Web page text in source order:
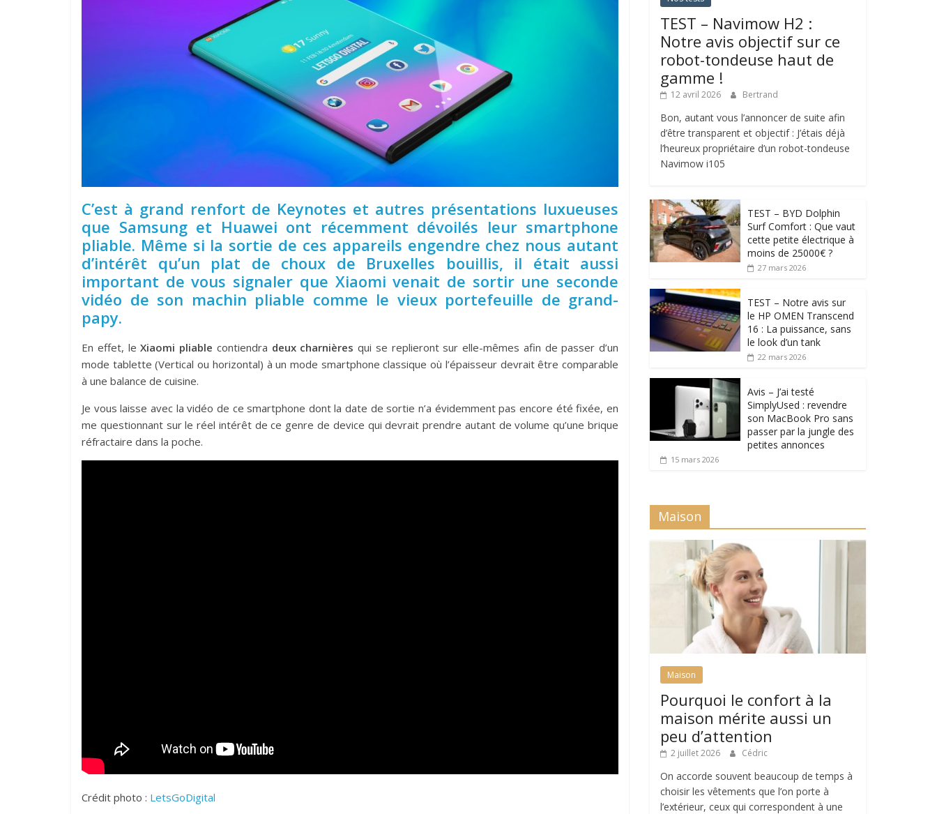
C’est à grand renfort de Keynotes et autres présentations luxueuses
que Samsung et Huawei ont récemment dévoilés leur smartphone
pliable. Même si la sortie de ces appareils engendre chez nous autant
d’intérêt qu’un plat de choux de Bruxelles bouillis, il était aussi
important de vous signaler que Xiaomi venait de sortir une seconde
vidéo de son machin pliable comme le vieux portefeuille de grand-
papy.
En effet, leXiaomi pliable contiendra deux charnières qui se replieront sur elle-mêmes afin de passer d’un
mode tablette (Vertical ou horizontal) à un mode smartphone classique où l’épaisseur devrait être comparable
à une balance de cuisine.
Je vous laisse avec la vidéo de ce smartphone dont la date de sortie n’a évidemment pas encore été fixée, en
me questionnant sur le réel intérêt de ce genre de device qui devrait prendre autant de volume qu’une brique
réfractaire dans la poche.
Crédit photo : LetsGoDigital
TEST – Navimow H2 :
Notre avis objectif sur ce
robot-tondeuse haut de
gamme !
12 avril 2026 Bertrand
Bon, autant vous l’annoncer de suite afin
d’être transparent et objectif : J’étais déjà
l’heureux propriétaire d’un robot-tondeuse
Navimow i105
TEST – BYD Dolphin
Surf Comfort : Que vaut
cette petite électrique à
moins de 25000€ ?
27 mars 2026
TEST – Notre avis sur
le HP OMEN Transcend
16 : La puissance, sans
le look d’un tank
22 mars 2026
Avis – J’ai testé
SimplyUsed : revendre
son MacBook Pro sans
passer par la jungle des
petites annonces
15 mars 2026
Maison
Maison
Pourquoi le confort à la
maison mérite aussi un
peu d’attention
2 juillet 2026 Cédric
On accorde souvent beaucoup de temps à
choisir les vêtements que l’on porte à
l’extérieur, ceux qui correspondent à une